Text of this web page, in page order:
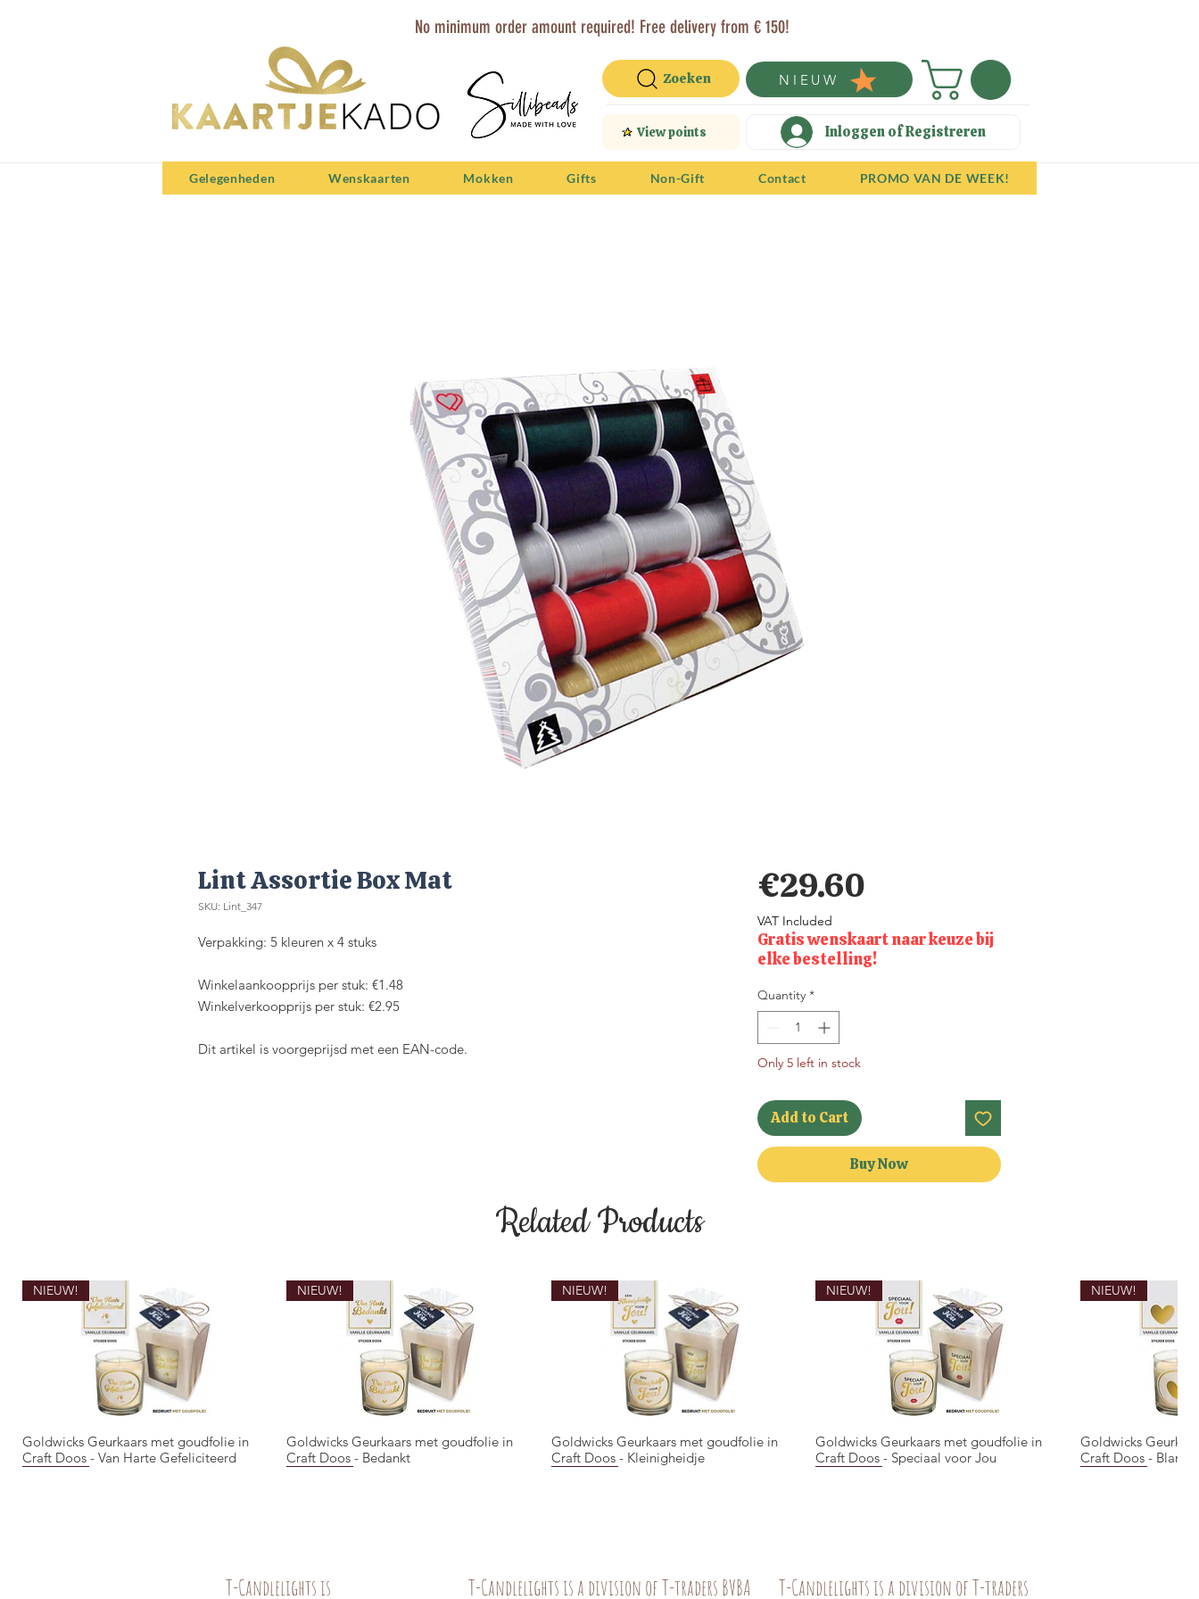
No minimum order amount required! Free delivery from € 150!
Zoeken NIEUW
View points Inloggen of Registreren
Gelegenheden Wenskaarten Mokken Gifts Non-Gift Contact PROMO VAN DE WEEK!
Lint Assortie Box Mat
SKU: Lint_347
Verpakking: 5 kleuren x 4 stuks
Winkelaankoopprijs per stuk: €1.48
Winkelverkoopprijs per stuk: €2.95
Dit artikel is voorgeprijsd met een EAN-code.
€29.60Price
VAT Included
Gratis wenskaart naar keuze bij
elke bestelling!
Quantity *
Only 5 left in stock
Add to Cart
Buy Now
Related Products
Quick View
NIEUW!
Goldwicks Geurkaars met goudfolie in
Craft Doos - Van Harte Gefeliciteerd
Quick View
NIEUW!
Goldwicks Geurkaars met goudfolie in
Craft Doos - Bedankt
Quick View
NIEUW!
Goldwicks Geurkaars met goudfolie in
Craft Doos - Kleinigheidje
Quick View
NIEUW!
Goldwicks Geurkaars met goudfolie in
Craft Doos - Speciaal voor Jou
NIEUW!
Goldwicks
Craft Doos -
T-Candlelights is T-Candlelights is a division of T-traders BVBA T-Candlelights is a division of T-traders